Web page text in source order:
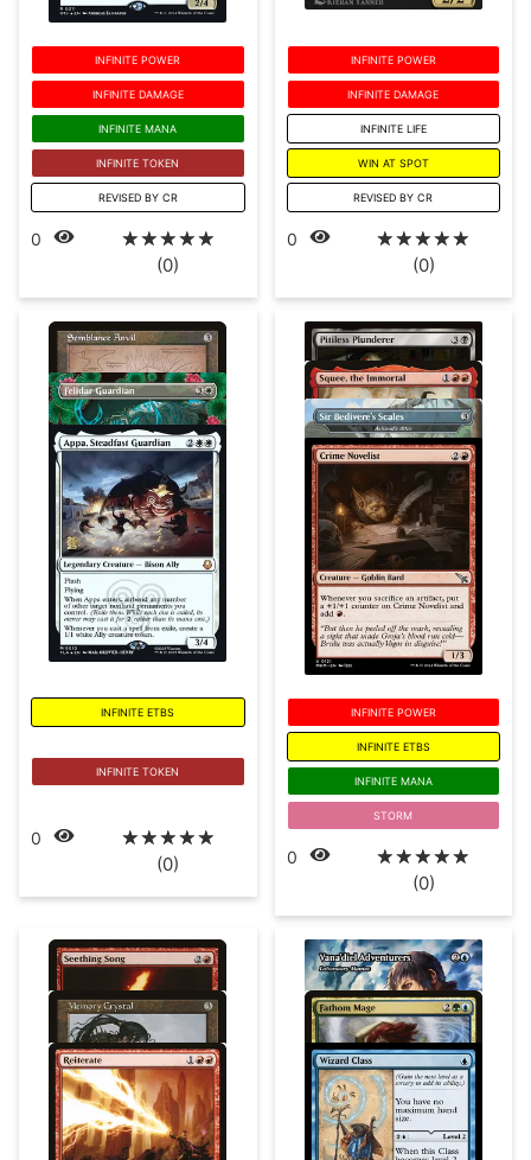
0 ☆☆☆☆☆
(0)
INFINITE POWER
INFINITE DAMAGE
INFINITE MANA
INFINITE TOKEN
REVISED BY CR
0 ☆☆☆☆☆
(0)
INFINITE POWER
INFINITE DAMAGE
INFINITE LIFE
WIN AT SPOT
REVISED BY CR
0 ☆☆☆☆☆
(0)
INFINITE ETBS
INFINITE TOKEN
0 ☆☆☆☆☆
(0)
INFINITE POWER
INFINITE ETBS
INFINITE MANA
STORM